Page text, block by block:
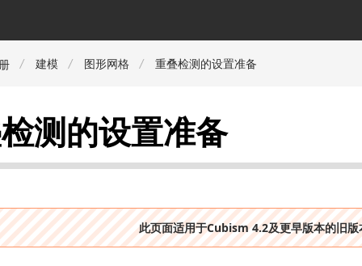
建模 图形网格 重叠检测的设置准备
测的设置准备
此页面适用于Cubism 4.2及更早版本的旧